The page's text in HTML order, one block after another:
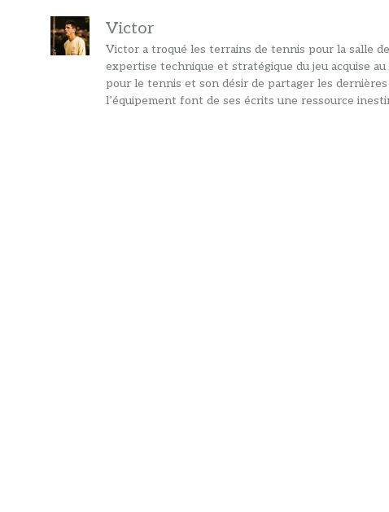
Victor
Victor a troqué les terrains de tennis pour la salle
expertise technique et stratégique du jeu acquise
pour le tennis et son désir de partager les
l’équipement font de ses écrits une ressource